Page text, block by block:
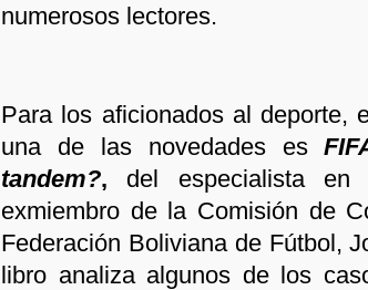
numerosos lectores.
Para los aficionados al deporte,
una de las novedades es
tandem?, del especialista en
exmiembro de la Comisión de
Federación Boliviana de Fútbol,
libro analiza algunos de los